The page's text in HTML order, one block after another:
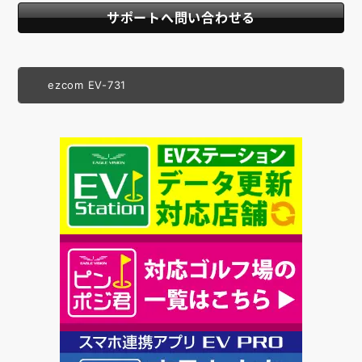
サポートへ問い合わせる
ezcom EV-731